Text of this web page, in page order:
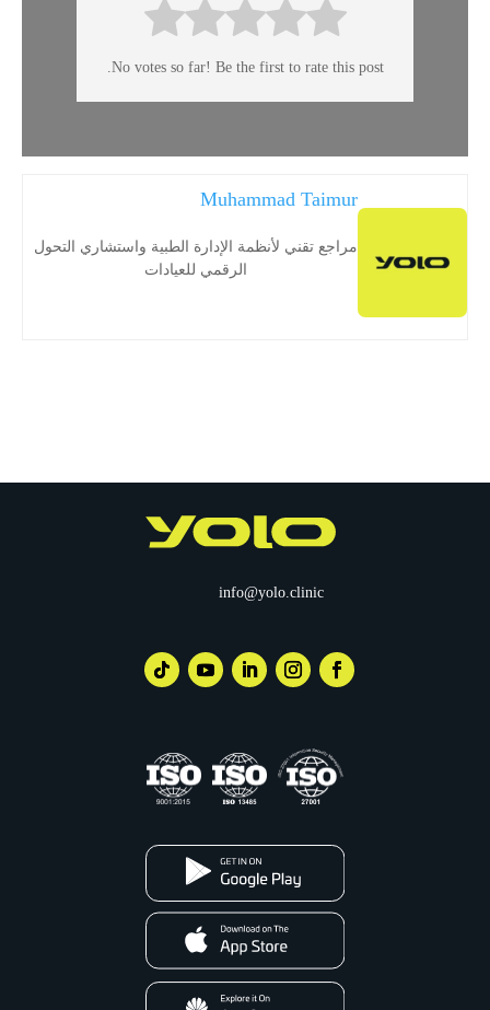
No votes so far! Be the first to rate this post.
Muhammad Taimur
مراجع تقني لأنظمة الإدارة الطبية واستشاري التحول
الرقمي للعيادات
info@yolo.clinic